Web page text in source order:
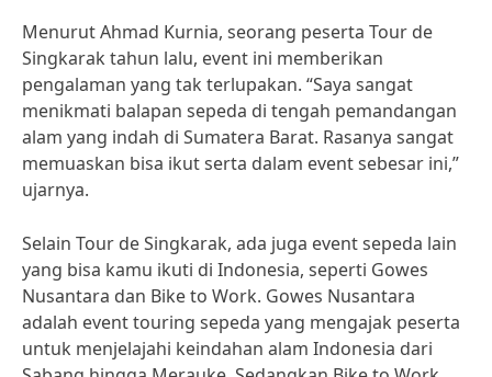
Menurut Ahmad Kurnia, seorang peserta Tour de
Singkarak tahun lalu, event ini memberikan
pengalaman yang tak terlupakan. “Saya sangat
menikmati balapan sepeda di tengah pemandangan
alam yang indah di Sumatera Barat. Rasanya sangat
memuaskan bisa ikut serta dalam event sebesar ini,”
ujarnya.
Selain Tour de Singkarak, ada juga event sepeda lain
yang bisa kamu ikuti di Indonesia, seperti Gowes
Nusantara dan Bike to Work. Gowes Nusantara
adalah event touring sepeda yang mengajak peserta
untuk menjelajahi keindahan alam Indonesia dari